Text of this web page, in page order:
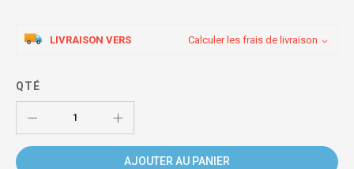
LIVRAISON VERS Calculer les frais de livraison
QTÉ
AJOUTER AU PANIER